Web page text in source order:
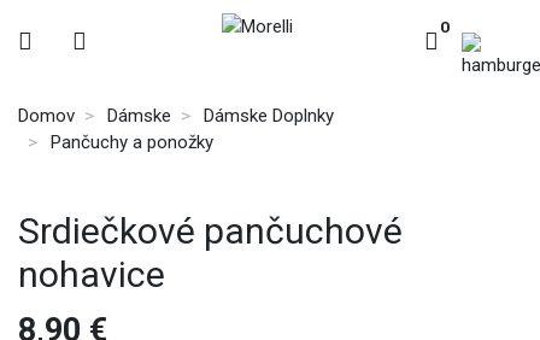
Domov Dámske
Dámske Doplnky
Pančuchy a ponožky
Srdiečkové pančuchové
nohavice
8,90 €
0